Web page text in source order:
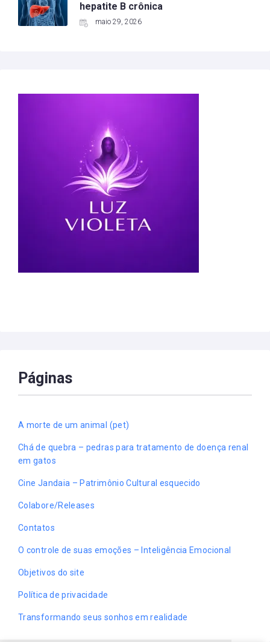
hepatite B crônica
maio 29, 2026
Páginas
A morte de um animal (pet)
Chá de quebra – pedras para tratamento de doença renal
em gatos
Cine Jandaia – Patrimônio Cultural esquecido
Colabore/Releases
Contatos
O controle de suas emoções – Inteligência Emocional
Objetivos do site
Política de privacidade
Transformando seus sonhos em realidade